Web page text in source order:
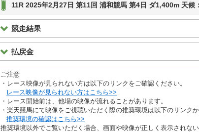
11R 2025年2月27日 第11回 浦和競馬 第4日 ダ1,400m 天
競走結果
払戻金
ご注意
・レース映像が見られない方は以下のリンクをご確認ください。
レース映像が見られない方はこちら>>
・レース開始前は、他場の映像が流れることがあります。
・楽天競馬にて映像をご視聴いただく際の推奨環境は以下のリンク
推奨環境の確認はこちら>>
推奨環境以外でご覧いただく場合、画面や映像が正しく表示されない